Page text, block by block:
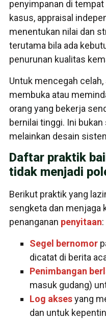
penyimpanan di
kasus, appraisal
menentukan nilai dan
terutama bila ada
penurunan kualitas
Untuk mencegah celah,
membuka atau
orang yang bekerja
bernilai tinggi. Ini
melainkan desain
Daftar praktik
tidak menjadi
Berikut praktik yang
sengketa dan menjaga
penanganan penyitaan:
Segel bernomor
dicatat di berita
Penimbangan
masuk gudang)
Log aksesyang
dan untuk